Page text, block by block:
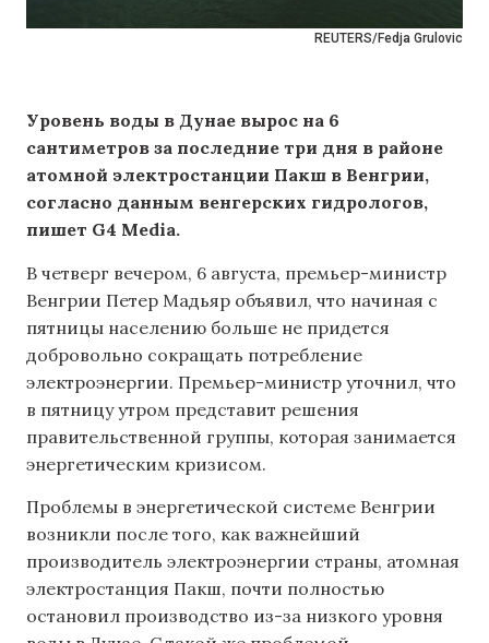
REUTERS/Fedja Grulovic
Уровень воды в Дунае вырос на 6
сантиметров за последние три дня в районе
атомной электростанции Пакш в Венгрии,
согласно данным венгерских гидрологов,
пишет G4 Media.
В четверг вечером, 6 августа, премьер-министр
Венгрии Петер Мадьяр объявил, что начиная с
пятницы населению больше не придется
добровольно сокращать потребление
электроэнергии. Премьер-министр уточнил, что
в пятницу утром представит решения
правительственной группы, которая занимается
энергетическим кризисом.
Проблемы в энергетической системе Венгрии
возникли после того, как важнейший
производитель электроэнергии страны, атомная
электростанция Пакш, почти полностью
остановил производство из-за низкого уровня